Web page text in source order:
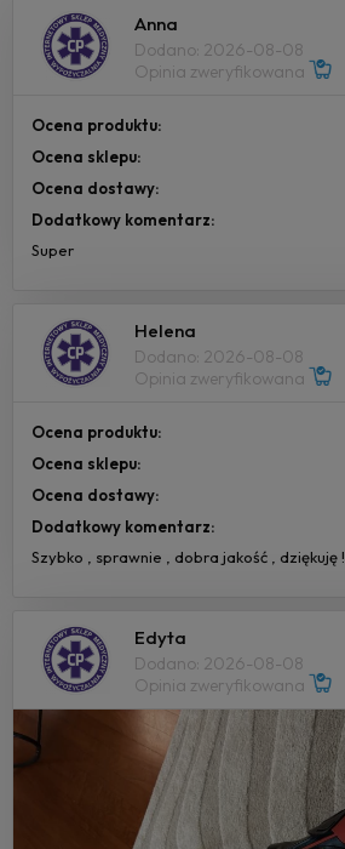
Anna
Dodano: 2026-08-08
Opinia zweryfikowana
Ocena produktu:
Ocena sklepu:
Ocena dostawy:
Dodatkowy komentarz:
Super
Helena
Dodano: 2026-08-08
Opinia zweryfikowana
Ocena produktu:
Ocena sklepu:
Ocena dostawy:
Dodatkowy komentarz:
Szybko , sprawnie , dobra jakość , dziękuję !
Edyta
Dodano: 2026-08-08
Opinia zweryfikowana